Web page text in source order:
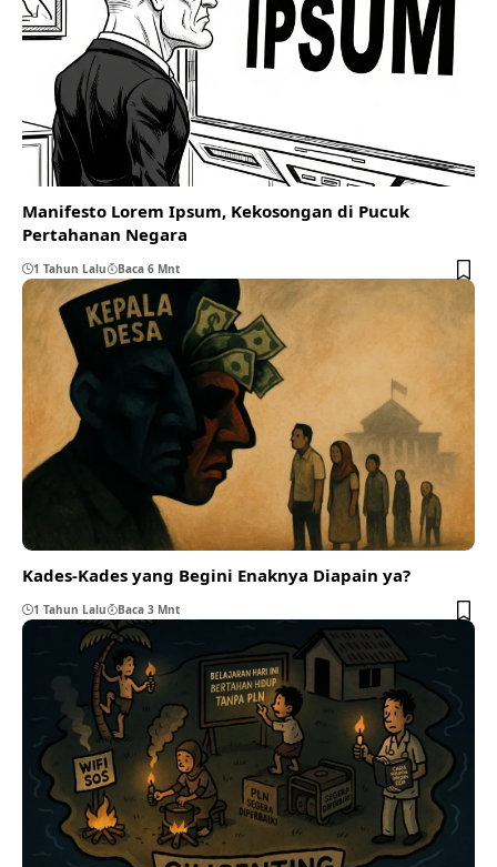
Manifesto Lorem Ipsum, Kekosongan di Pucuk
Pertahanan Negara
1 Tahun Lalu Baca 6 Mnt
Kades-Kades yang Begini Enaknya Diapain ya?
1 Tahun Lalu Baca 3 Mnt